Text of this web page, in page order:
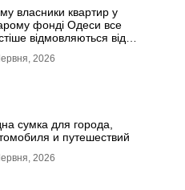
власники квартир у
фонді Одеси все
відмовляються від
2026
сумка для города,
и путешествий
2026